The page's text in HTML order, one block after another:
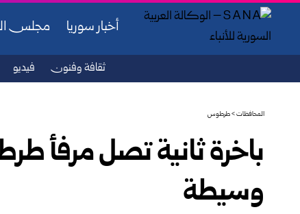
أخبار سوريا مجلس
ثقافة وفنون فيديو
المحافظات>طرطوس
باخرة ثانية تصل مرفأ
وسيطة